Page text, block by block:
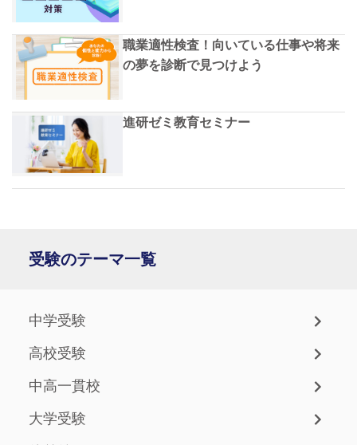
職業適性検査！向いている仕事や将来
の夢を診断で見つけよう
進研ゼミ教育セミナー
受験のテーマ一覧
中学受験
高校受験
中高一貫校
大学受験